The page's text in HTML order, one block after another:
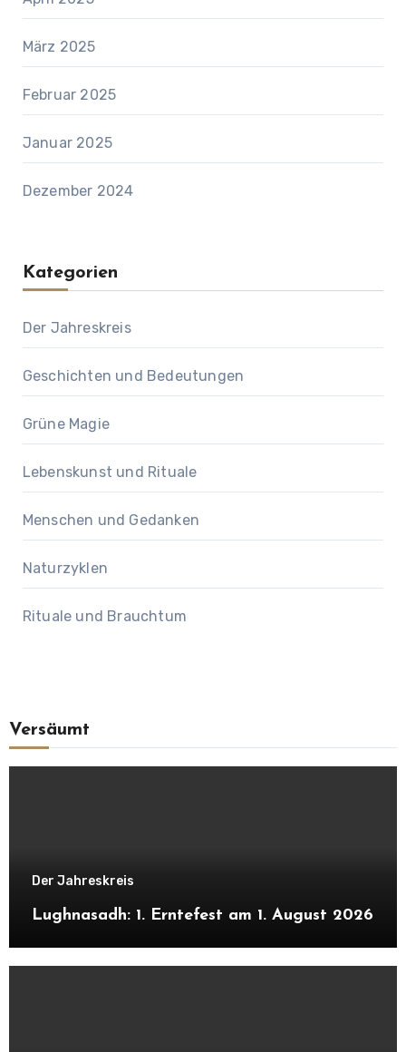
März 2025
Februar 2025
Januar 2025
Dezember 2024
Kategorien
Der Jahreskreis
Geschichten und Bedeutungen
Grüne Magie
Lebenskunst und Rituale
Menschen und Gedanken
Naturzyklen
Rituale und Brauchtum
Versäumt
Der Jahreskreis
Lughnasadh: 1. Erntefest am 1. August 2026